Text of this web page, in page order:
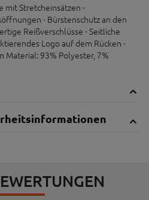
mit Stretcheinsätzen -
- Bürstenschutz an den
Reißverschlüsse - Seitliche
Logo auf dem Rücken -
Material: 93% Polyester, 7%